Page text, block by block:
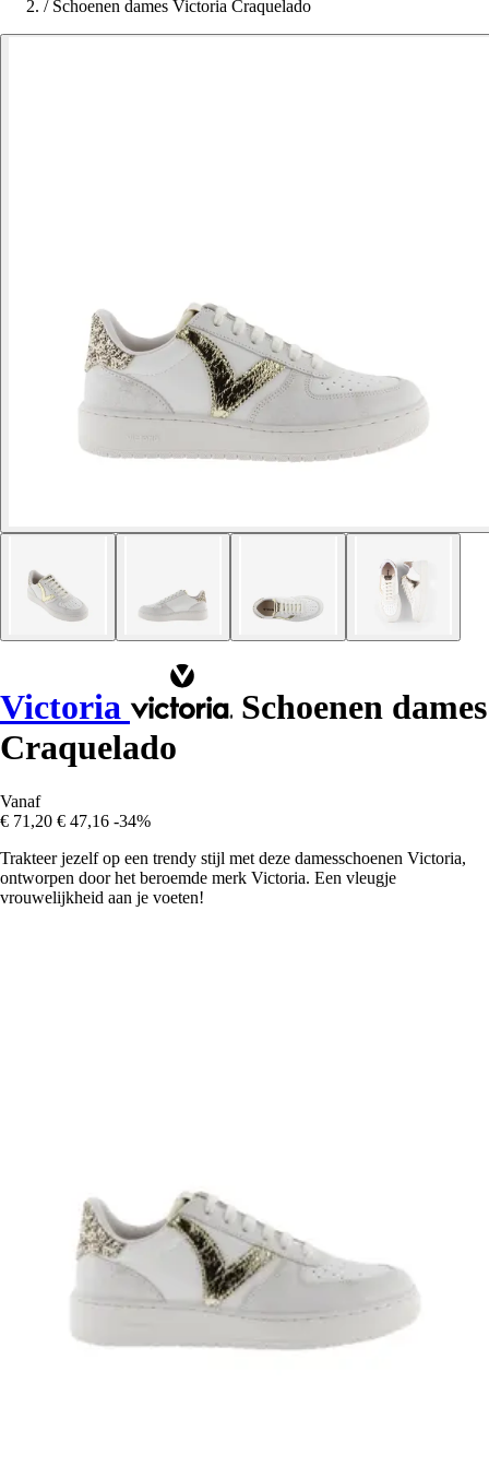
/ Schoenen dames Victoria Craquelado
Victoria
Schoenen dames
Craquelado
Vanaf
€ 71,20 € 47,16 -34%
Trakteer jezelf op een trendy stijl met deze damesschoenen Victoria,
ontworpen door het beroemde merk Victoria. Een vleugje
vrouwelijkheid aan je voeten!